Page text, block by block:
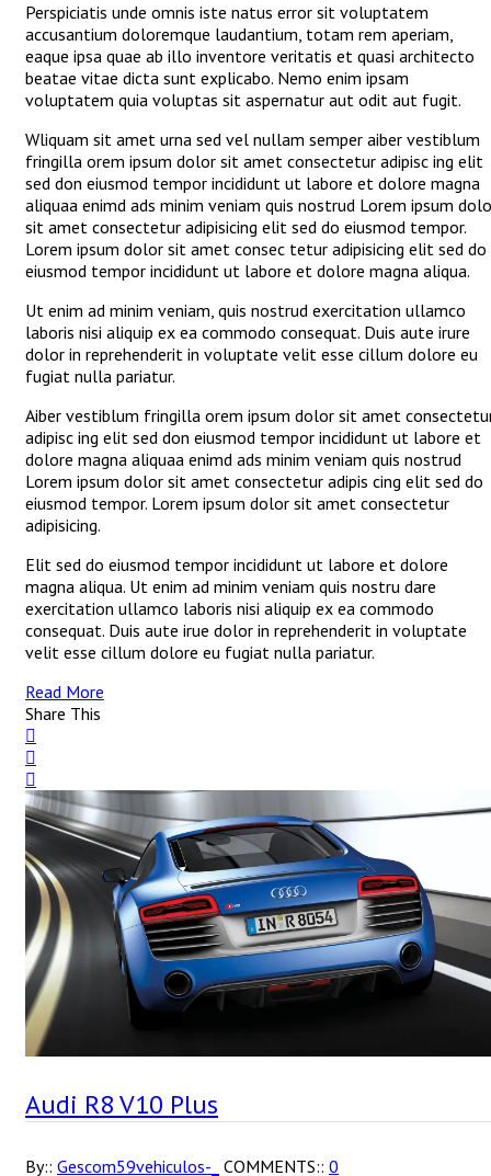
Perspiciatis unde omnis iste natus error sit voluptatem
accusantium doloremque laudantium, totam rem aperiam,
eaque ipsa quae ab illo inventore veritatis et quasi architecto
beatae vitae dicta sunt explicabo. Nemo enim ipsam
voluptatem quia voluptas sit aspernatur aut odit aut fugit.
Wliquam sit amet urna sed vel nullam semper aiber vestiblum
fringilla orem ipsum dolor sit amet consectetur adipisc ing elit
sed don eiusmod tempor incididunt ut labore et dolore magna
aliquaa enimd ads minim veniam quis nostrud Lorem ipsum
sit amet consectetur adipisicing elit sed do eiusmod tempor.
Lorem ipsum dolor sit amet consec tetur adipisicing elit sed do
eiusmod tempor incididunt ut labore et dolore magna aliqua.
Ut enim ad minim veniam, quis nostrud exercitation ullamco
laboris nisi aliquip ex ea commodo consequat. Duis aute irure
dolor in reprehenderit in voluptate velit esse cillum dolore eu
fugiat nulla pariatur.
Aiber vestiblum fringilla orem ipsum dolor sit amet
adipisc ing elit sed don eiusmod tempor incididunt ut labore et
dolore magna aliquaa enimd ads minim veniam quis nostrud
Lorem ipsum dolor sit amet consectetur adipis cing elit sed do
eiusmod tempor. Lorem ipsum dolor sit amet consectetur
adipisicing.
Elit sed do eiusmod tempor incididunt ut labore et dolore
magna aliqua. Ut enim ad minim veniam quis nostru dare
exercitation ullamco laboris nisi aliquip ex ea commodo
consequat. Duis aute irue dolor in reprehenderit in voluptate
velit esse cillum dolore eu fugiat nulla pariatur.
Read More
Share This
Audi R8 V10 Plus
By:: Gescom59vehiculos-_ COMMENTS:: 0